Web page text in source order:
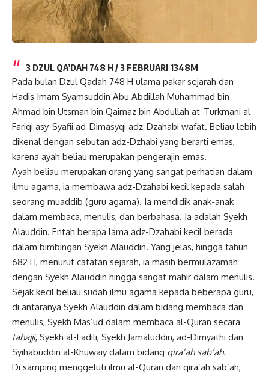
3 DZUL QA’DAH 748 H / 3 FEBRUARI 1348M
Pada bulan Dzul Qadah 748 H ulama pakar sejarah dan
Hadis Imam Syamsuddin Abu Abdillah Muhammad bin
Ahmad bin Utsman bin Qaimaz bin Abdullah at-Turkmani al-
Fariqi asy-Syafii ad-Dimasyqi adz-Dzahabi wafat. Beliau lebih
dikenal dengan sebutan adz-Dzhabi yang berarti emas,
karena ayah beliau merupakan pengerajin emas.
Ayah beliau merupakan orang yang sangat perhatian dalam
ilmu agama, ia membawa adz-Dzahabi kecil kepada salah
seorang muaddib (guru agama). Ia mendidik anak-anak
dalam membaca, menulis, dan berbahasa. Ia adalah Syekh
Alauddin. Entah berapa lama adz-Dzahabi kecil berada
dalam bimbingan Syekh Alauddin. Yang jelas, hingga tahun
682 H, menurut catatan sejarah, ia masih bermulazamah
dengan Syekh Alauddin hingga sangat mahir dalam menulis.
Sejak kecil beliau sudah ilmu agama kepada beberapa guru,
di antaranya Syekh Alauddin dalam bidang membaca dan
menulis, Syekh Mas’ud dalam membaca al-Quran secara
tahajji, Syekh al-Fadili, Syekh Jamaluddin, ad-Dimyathi dan
Syihabuddin al-Khuwaiy dalam bidang qira’ah sab’ah.
Di samping menggeluti ilmu al-Quran dan qira’ah sab’ah,